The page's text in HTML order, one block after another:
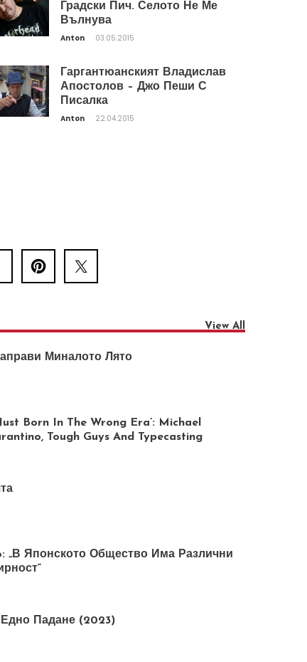
Градски Пич. Селото Не Ме
Вълнува
Anton 03.05.2015
Гаргантюанският Владислав
Апостолов – Джо Пеши С
Писалка
Anton 22.04.2015
View All
Миналото Лято
Born In The Wrong Era’: Michael
Tough Guys And Typecasting
„В Японското Общество Има Различни
Падане (2023)